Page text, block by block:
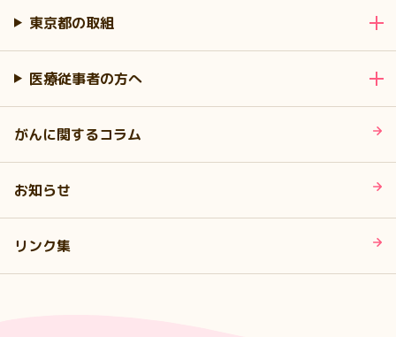
東京都の取組
医療従事者の方へ
がんに関するコラム
お知らせ
リンク集